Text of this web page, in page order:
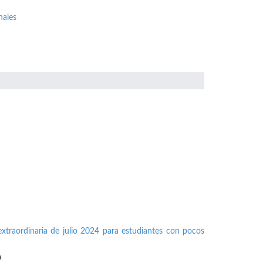
de julio 2024 para estudiantes con pocos